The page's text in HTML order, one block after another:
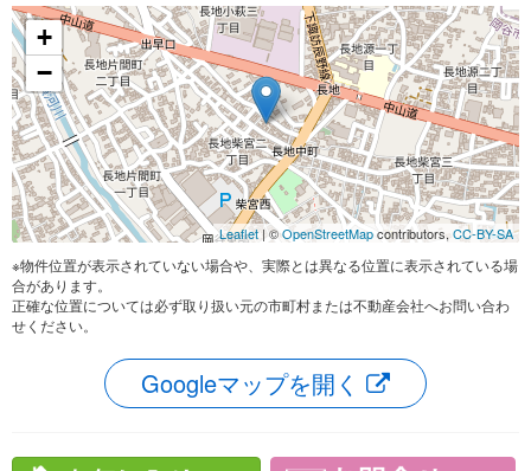
+
−
Leaflet | ©OpenStreetMapcontributors, CC-BY-SA
※物件位置が表示されていない場合や、実際とは異なる位置に表示されている場
合があります。
正確な位置については必ず取り扱い元の市町村または不動産会社へお問い合わ
せください。
Googleマップを開く